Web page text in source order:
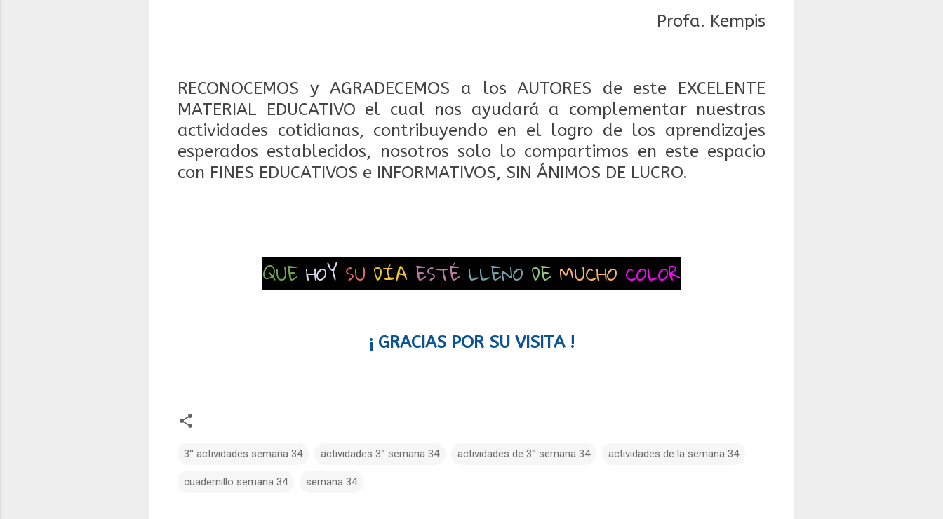
Profa. Kempis
RECONOCEMOS y AGRADECEMOS a los AUTORES de este EXCELENTE
MATERIAL EDUCATIVO el cual nos ayudará a complementar nuestras
actividades cotidianas, contribuyendo en el logro de los aprendizajes
esperados establecidos, nosotros solo lo compartimos en este espacio
con FINES EDUCATIVOS e INFORMATIVOS, SIN ÁNIMOS DE LUCRO.
QUE HOY SU DÍA ESTÉ LLENO DE MUCHO COLOR
¡ GRACIAS POR SU VISITA !
3° actividades semana 34 actividades 3° semana 34 actividades de 3° semana 34 actividades de la semana 34
cuadernillo semana 34 semana 34